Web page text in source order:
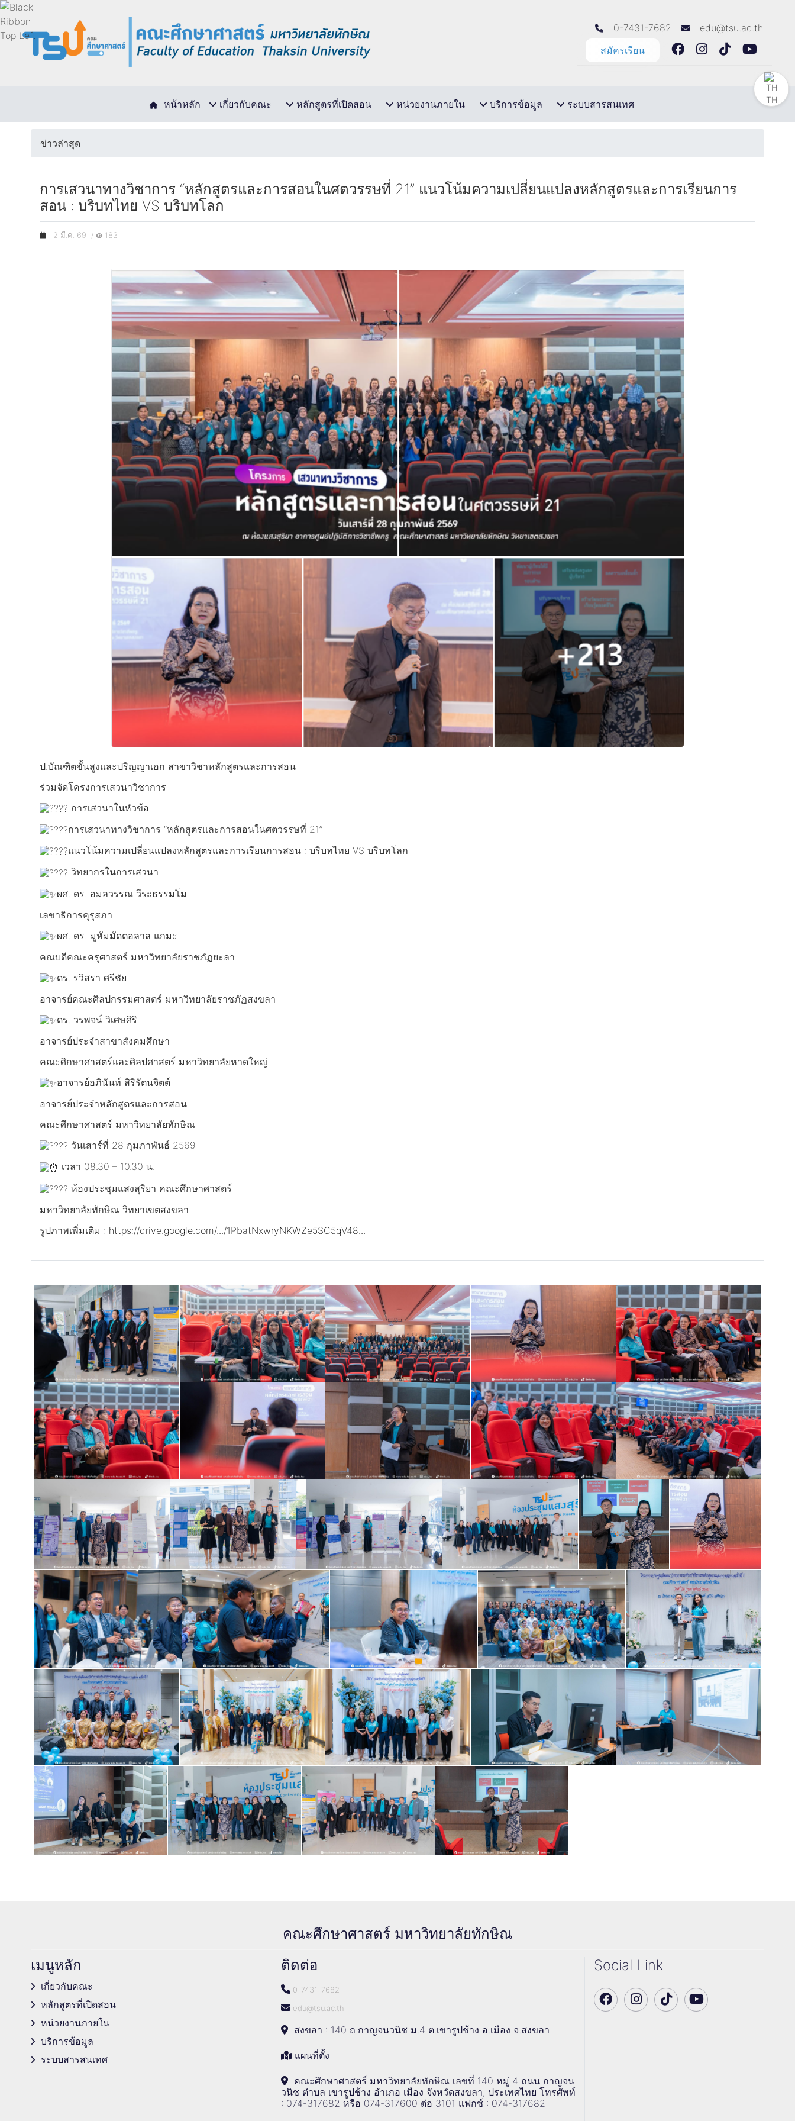
0-7431-7682
edu@tsu.ac.th
สมัครเรียน
หน้าหลัก เกี่ยวกับคณะ หลักสูตรที่เปิดสอน หน่วยงานภายใน บริการข้อมูล ระบบสารสนเทศ
ข่าวล่าสุด
การเสวนาทางวิชาการ “หลักสูตรและการสอนในศตวรรษที่ 21” แนวโน้มความเปลี่ยนแปลงหลักสูตรและการเรียนการ
สอน : บริบทไทย VS บริบทโลก
2 มี.ค. 69 / 183
ป.บัณฑิตขั้นสูงและปริญญาเอก สาขาวิชาหลักสูตรและการสอน
ร่วมจัดโครงการเสวนาวิชาการ
การเสวนาในหัวข้อ
การเสวนาทางวิชาการ “หลักสูตรและการสอนในศตวรรษที่ 21”
แนวโน้มความเปลี่ยนแปลงหลักสูตรและการเรียนการสอน : บริบทไทย VS บริบทโลก
วิทยากรในการเสวนา
ผศ. ดร. อมลวรรณ วีระธรรมโม
เลขาธิการคุรุสภา
ผศ. ดร. มูหัมมัดตอลาล แกมะ
คณบดีคณะครุศาสตร์ มหาวิทยาลัยราชภัฏยะลา
ดร. รวิสรา ศรีชัย
อาจารย์คณะศิลปกรรมศาสตร์ มหาวิทยาลัยราชภัฏสงขลา
ดร. วรพจน์ วิเศษศิริ
อาจารย์ประจำสาขาสังคมศึกษา
คณะศึกษาศาสตร์และศิลปศาสตร์ มหาวิทยาลัยหาดใหญ่
อาจารย์อภินันท์ สิริรัตนจิตต์
อาจารย์ประจำหลักสูตรและการสอน
คณะศึกษาศาสตร์ มหาวิทยาลัยทักษิณ
วันเสาร์ที่ 28 กุมภาพันธ์ 2569
เวลา 08.30 – 10.30 น.
ห้องประชุมแสงสุริยา คณะศึกษาศาสตร์
มหาวิทยาลัยทักษิณ วิทยาเขตสงขลา
รูปภาพเพิ่มเติม : https://drive.google.com/.../1PbatNxwryNKWZe5SC5qV48...
คณะศึกษาศาสตร์ มหาวิทยาลัยทักษิณ
เมนูหลัก
เกี่ยวกับคณะ
หลักสูตรที่เปิดสอน
หน่วยงานภายใน
บริการข้อมูล
ระบบสารสนเทศ
ติดต่อ
0-7431-7682
edu@tsu.ac.th
สงขลา : 140 ถ.กาญจนวนิช ม.4 ต.เขารูปช้าง อ.เมือง จ.สงขลา
แผนที่ตั้ง
คณะศึกษาศาสตร์ มหาวิทยาลัยทักษิณ เลขที่ 140 หมู่ 4 ถนน กาญจน
วนิช ตำบล เขารูปช้าง อำเภอ เมือง จังหวัดสงขลา, ประเทศไทย โทรศัพท์
: 074-317682 หรือ 074-317600 ต่อ 3101 แฟกซ์ : 074-317682
Social Link
TH